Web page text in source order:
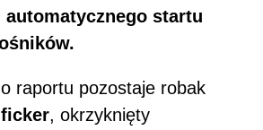
automatycznego startu
raportu pozostaje robak
, okrzyknięty